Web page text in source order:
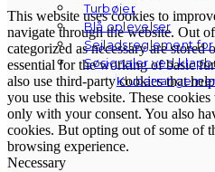
Turbøjer
Blå oplevelser
Sejladsreglement
Søsignaler ved
This website uses cookies to
navigate through the website. Out
categorized as necessary are stored
essential for the working of basic
also use third-party cookies that
you use this website. These
only with your consent. You also
cookies. But opting out of some of
browsing experience.
Necessary